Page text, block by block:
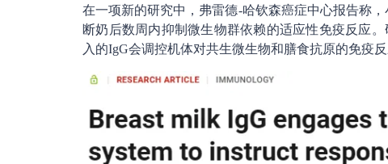
在一项新的研究中，弗雷德-哈钦森癌症中心报告称
断奶后数周内抑制微生物群依赖的适应性免疫反应
入的IgG会调控机体对共生微生物和膳食抗原的免疫反